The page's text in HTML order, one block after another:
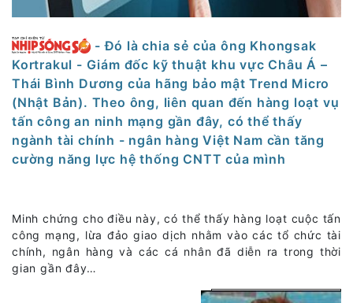
- Đó là chia sẻ của ông Khongsak
Kortrakul - Giám đốc kỹ thuật khu vực Châu Á –
Thái Bình Dương của hãng bảo mật Trend Micro
(Nhật Bản). Theo ông, liên quan đến hàng loạt vụ
tấn công an ninh mạng gần đây, có thể thấy
ngành tài chính - ngân hàng Việt Nam cần tăng
cường năng lực hệ thống CNTT của mình
Minh chứng cho điều này, có thể thấy hàng loạt cuộc tấn
công mạng, lừa đảo giao dịch nhằm vào các tổ chức tài
chính, ngân hàng và các cá nhân đã diễn ra trong thời
gian gần đây…